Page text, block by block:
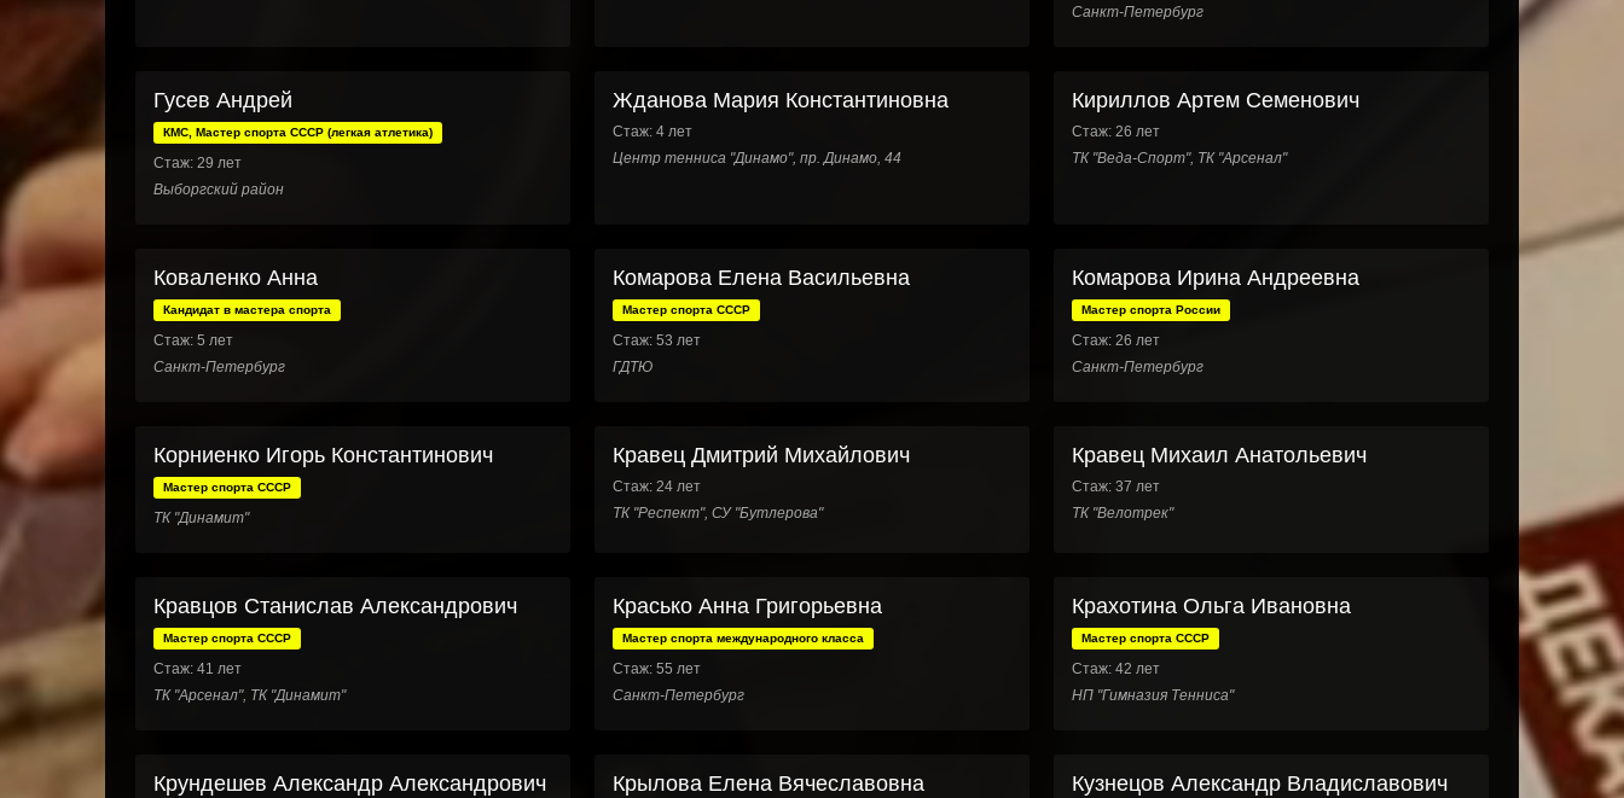
Санкт-Петербург
Гусев Андрей
КМС, Мастер спорта СССР (легкая атлетика)
Стаж: 29 лет
Выборгский район
Жданова Мария Константиновна
Стаж: 4 лет
Центр тенниса "Динамо", пр. Динамо, 44
Кириллов Артем Семенович
Стаж: 26 лет
ТК "Веда-Спорт", ТК "Арсенал"
Коваленко Анна
Кандидат в мастера спорта
Стаж: 5 лет
Санкт-Петербург
Комарова Елена Васильевна
Мастер спорта СССР
Стаж: 53 лет
ГДТЮ
Комарова Ирина Андреевна
Мастер спорта России
Стаж: 26 лет
Санкт-Петербург
Корниенко Игорь Константинович
Мастер спорта СССР
ТК "Динамит"
Кравец Дмитрий Михайлович
Стаж: 24 лет
ТК "Респект", СУ "Бутлерова"
Кравец Михаил Анатольевич
Стаж: 37 лет
ТК "Велотрек"
Кравцов Станислав Александрович
Мастер спорта СССР
Стаж: 41 лет
ТК "Арсенал", ТК "Динамит"
Красько Анна Григорьевна
Мастер спорта международного класса
Стаж: 55 лет
Санкт-Петербург
Крахотина Ольга Ивановна
Мастер спорта СССР
Стаж: 42 лет
НП "Гимназия Тенниса"
Крундешев Александр Александрович Крылова Елена Вячеславовна Кузнецов Александр Владиславович